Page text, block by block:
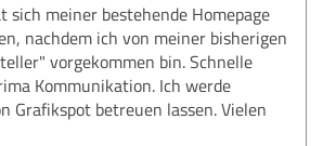
sich meiner bestehende Homepage
nachdem ich von meiner bisherigen
vorgekommen bin. Schnelle
Kommunikation. Ich werde
Grafikspot betreuen lassen. Vielen